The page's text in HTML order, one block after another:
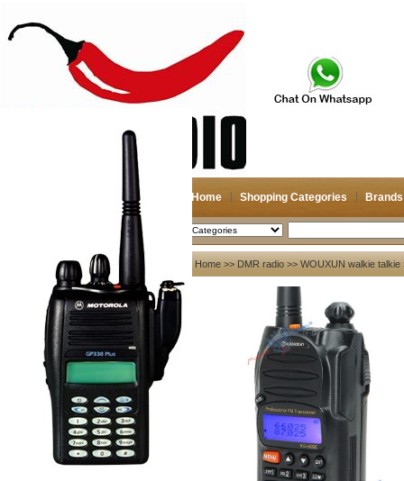
Home Shopping Categories Brands
2026-08-10 Search
My account
Register
Login
Shopping Cart(0)
Compare Now(0)
Your Recent History
WOUXUN walkie talkie
10W Wouxun KG-
UV9D Mate Dual Band
Include Air Band
Home >> DMR radio >> WOUXUN walkie talkie